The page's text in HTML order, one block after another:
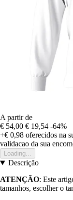
A partir de
€ 54,00 € 19,54 -64%
+€ 0,98 oferecidos na
validacao da sua
Loading...
Descrição
ATENÇÃO: Este
tamanhos, escolher o